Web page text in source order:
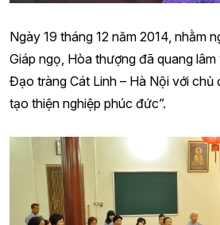
Ngày 19 tháng 12 năm 2014, nhằm
Giáp ngọ, Hòa thượng đã quang
Đạo tràng Cát Linh – Hà Nội với chủ
tạo thiện nghiệp phúc đức”.